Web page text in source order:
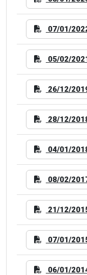
07/01/
05/02/
26/12/
28/12/
04/01/
08/02/
21/12/
07/01/
06/01/